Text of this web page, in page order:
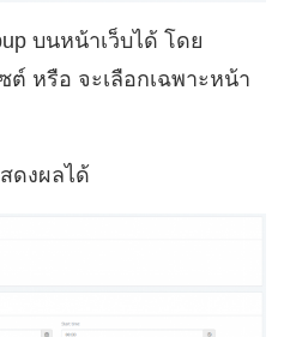
บนหน้าเว็บได้ โดย
ต์ หรือ จะเลือกเฉพาะหน้า
ดงผลได้